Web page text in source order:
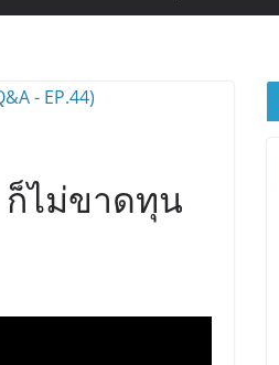
ไม่ขาดทุน